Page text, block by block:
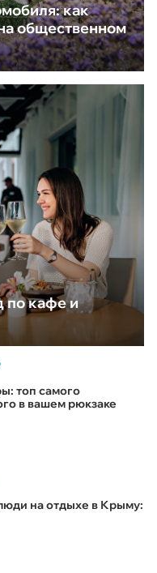
как
общественном
по кафе и
топ самого
в вашем рюкзаке
на отдыхе в Крыму: